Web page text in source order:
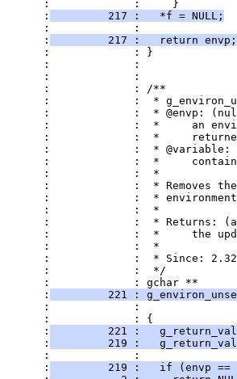
:             :     }
:
         217 :   *f = NULL;
:             :
:
         217 :   return envp;
:             : }
:             :
:             :
:             : /**
:             :  *
:             :  * @envp:
:             :  *     an
:             :  *
:             :  *
:             :  *
:             :  *
:             :  * Removes
:             :  *
:             :  *
:             :  * Returns:
:             :  *     the
:             :  *
:             :  * Since: 2.32
:             :  */
:             : gchar **
:
221 :
:             :
:             : {
:
221 :
:
219 :
:             :
:
219 :   if (envp ==